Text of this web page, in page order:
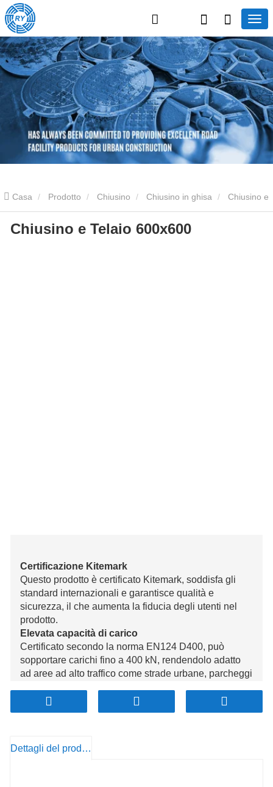
Casa Prodotto Chiusino Chiusino in ghisa
Telaio 600x600
Chiusino e Telaio 600x600
Certificazione Kitemark
Questo prodotto è certificato Kitemark, soddisfa gli
standard internazionali e garantisce qualità e
sicurezza, il che aumenta la fiducia degli utenti nel
prodotto.
Elevata capacità di carico
Certificato secondo la norma EN124 D400, può
sopportare carichi fino a 400 kN, rendendolo adatto
ad aree ad alto traffico come strade urbane, parcheggi
a lungo termine.
Materiale in ferro duttile di alta qualità
pressione dei veicoli pesanti e prevenendo
Dettagli del prodotto